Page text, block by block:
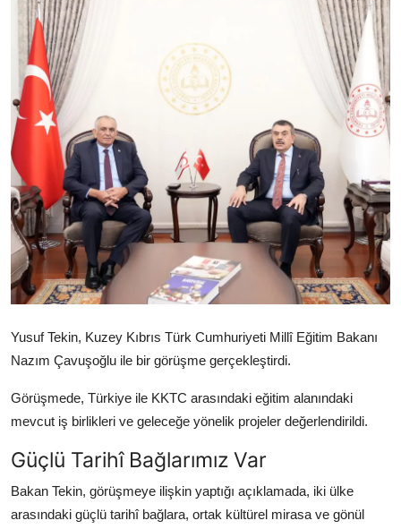
Kütahya
Özel Haber
Teknoloji
TBMM Haberleri
Belediye
Sağlık
SON DAKİKA
Asayiş
Dernek
Galeri
Gastronomi
Yusuf Tekin, Kuzey Kıbrıs Türk Cumhuriyeti Millî Eğitim Bakanı
Nazım Çavuşoğlu ile bir görüşme gerçekleştirdi.
Görüşmede, Türkiye ile KKTC arasındaki eğitim alanındaki
mevcut iş birlikleri ve geleceğe yönelik projeler değerlendirildi.
Güçlü Tarihî Bağlarımız Var
Bakan Tekin, görüşmeye ilişkin yaptığı açıklamada, iki ülke
arasındaki güçlü tarihî bağlara, ortak kültürel mirasa ve gönül